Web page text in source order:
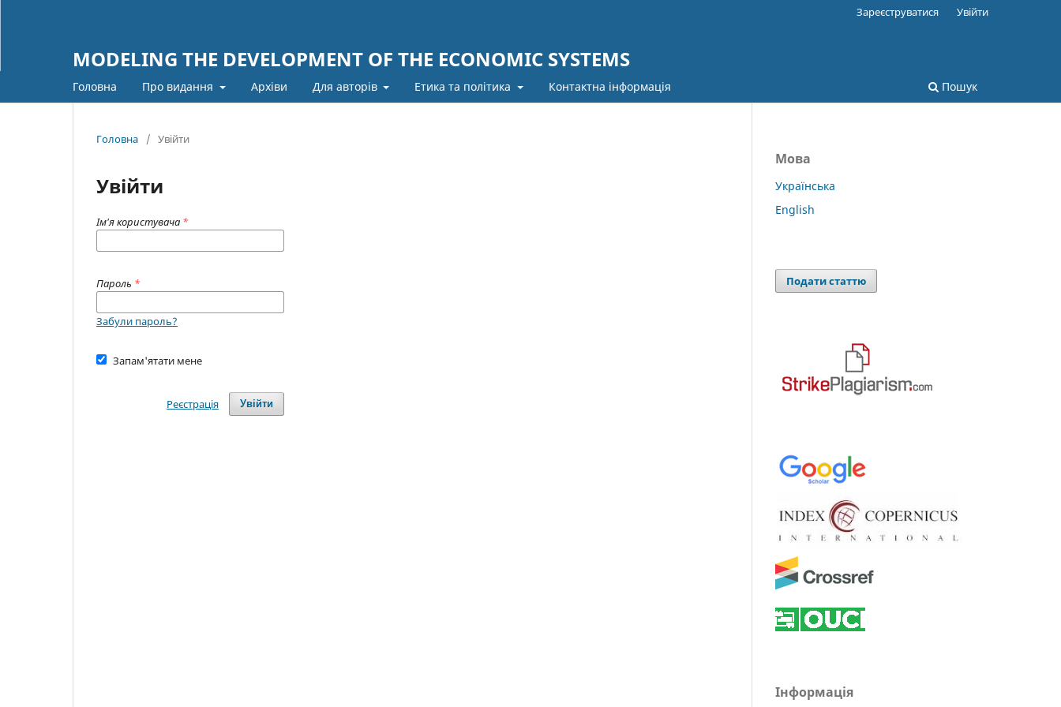
MODELING THE DEVELOPMENT OF THE ECONOMIC SYSTEMS
Головна Про видання Архіви Для авторів Етика та політика Контактна інформація Пошук
Зареєструватися Увійти
Головна / Увійти
Увійти
Ім'я користувача *
Пароль *
Забули пароль?
Запам'ятати мене
Увійти
Реєстрація
Мова
Українська
English
Подати статтю
Інформація